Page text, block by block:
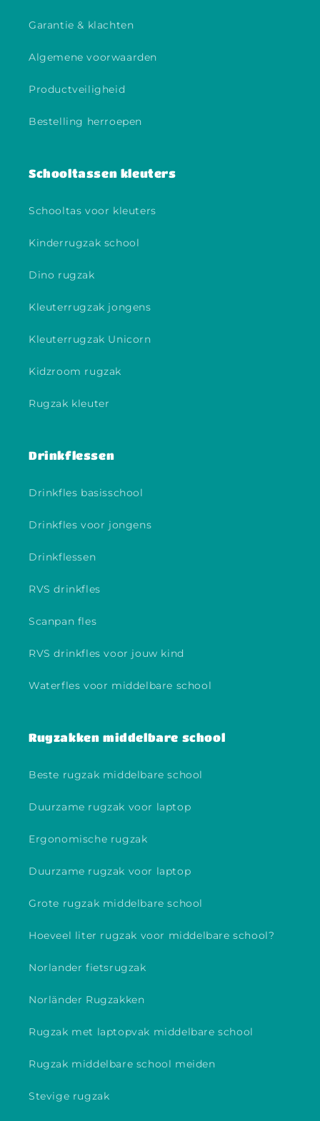
Garantie & klachten
Algemene voorwaarden
Productveiligheid
Bestelling herroepen
Schooltassen kleuters
Schooltas voor kleuters
Kinderrugzak school
Dino rugzak
Kleuterrugzak jongens
Kleuterrugzak Unicorn
Kidzroom rugzak
Rugzak kleuter
Drinkflessen
Drinkfles basisschool
Drinkfles voor jongens
Drinkflessen
RVS drinkfles
Scanpan fles
RVS drinkfles voor jouw kind
Waterfles voor middelbare school
Rugzakken middelbare school
Beste rugzak middelbare school
Duurzame rugzak voor laptop
Ergonomische rugzak
Duurzame rugzak voor laptop
Grote rugzak middelbare school
Hoeveel liter rugzak voor middelbare school?
Norlander fietsrugzak
Norländer Rugzakken
Rugzak met laptopvak middelbare school
Rugzak middelbare school meiden
Stevige rugzak